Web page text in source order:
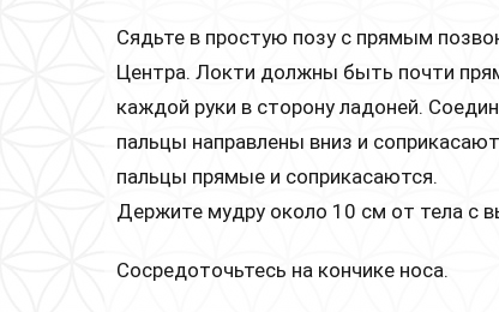
Сядьте в простую позу с прямым
Центра. Локти должны быть почти
каждой руки в сторону ладоней.
пальцы направлены вниз и
пальцы прямые и соприкасаются.
Держите мудру около 10 см от тела с
Сосредоточьтесь на кончике носа.